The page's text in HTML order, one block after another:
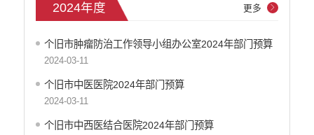
2024年度
个旧市肿瘤防治工作领导小组办公室2024年部门预算
2024-03-11
个旧市中医医院2024年部门预算
2024-03-11
个旧市中西医结合医院2024年部门预算
更多